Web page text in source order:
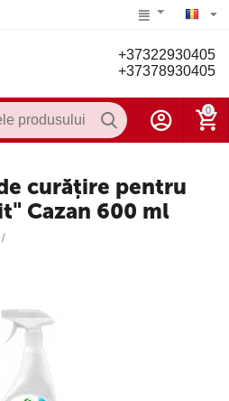
+37322930405
+37378930405
0
curățire pentru
Cazan 600 ml
/